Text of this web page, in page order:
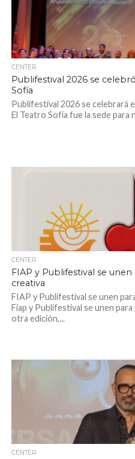
CENTER
Publifestival 2026 se
Sofía
Publifestival 2026 se celebrará
El Teatro Sofía fue la sede para
CENTER
FIAP y Publifestival se
creativa
FIAP y Publifestival se unen
Fiap y Publifestival se unen
otra edición,...
CENTER